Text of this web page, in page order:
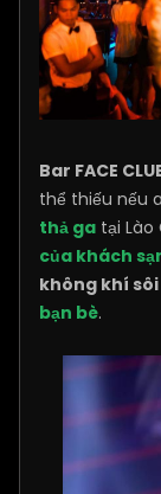
Bar FACE
thể thiếu nếu
thả ga tại
của khách
không khí
bạn bè.